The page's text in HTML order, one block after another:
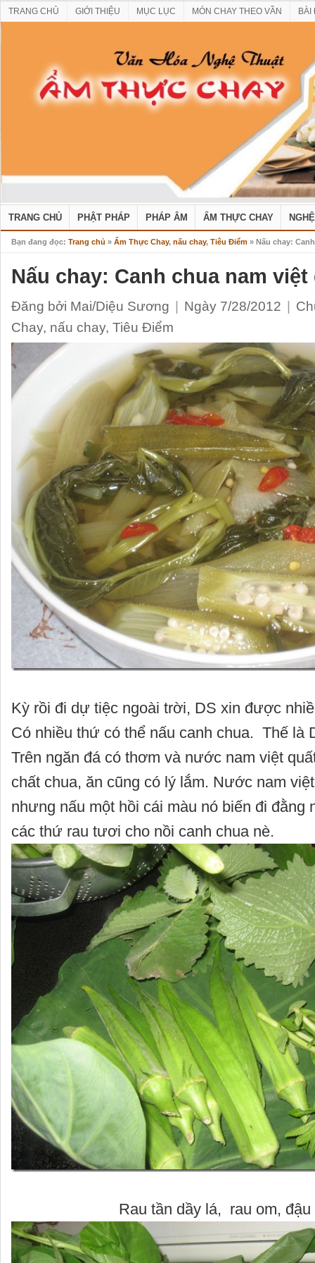
TRANG CHỦ GIỚI THIỆU MỤC LỤC MÓN CHAY THEO VẦN BÀI
TRANG CHỦ PHẬT PHÁP PHÁP ÂM ẨM THỰC CHAY
Bạn đang đọc: Trang chủ » Ẩm Thực Chay, nấu chay, Tiêu Điểm » Nấu chay:
Nấu chay: Canh chua nam
Đăng bởi Mai/Diệu Sương Ngày 7/28/2012
Chay, nấu chay, Tiêu Điểm
Kỳ rồi đi dự tiệc ngoài trời, DS xin được
Có nhiều thứ có thể nấu canh chua. Thế là
Trên ngăn đá có thơm và nước nam việt
chất chua, ăn cũng có lý lắm. Nước nam
nhưng nấu một hồi cái màu nó biến đi đằng
các thứ rau tươi cho nồi canh chua nè.
Rau tần dầy lá, rau om, đậu